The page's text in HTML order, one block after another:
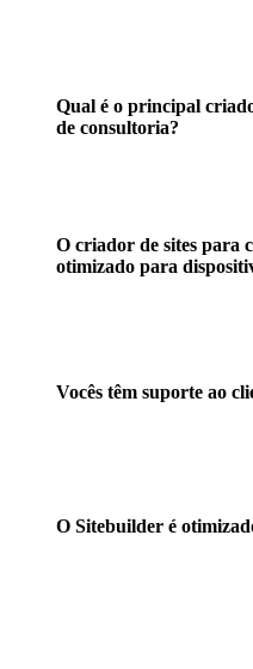
Qual é o principal
de consultoria?
O criador de sites para
otimizado para
Vocês têm suporte ao
O Sitebuilder é